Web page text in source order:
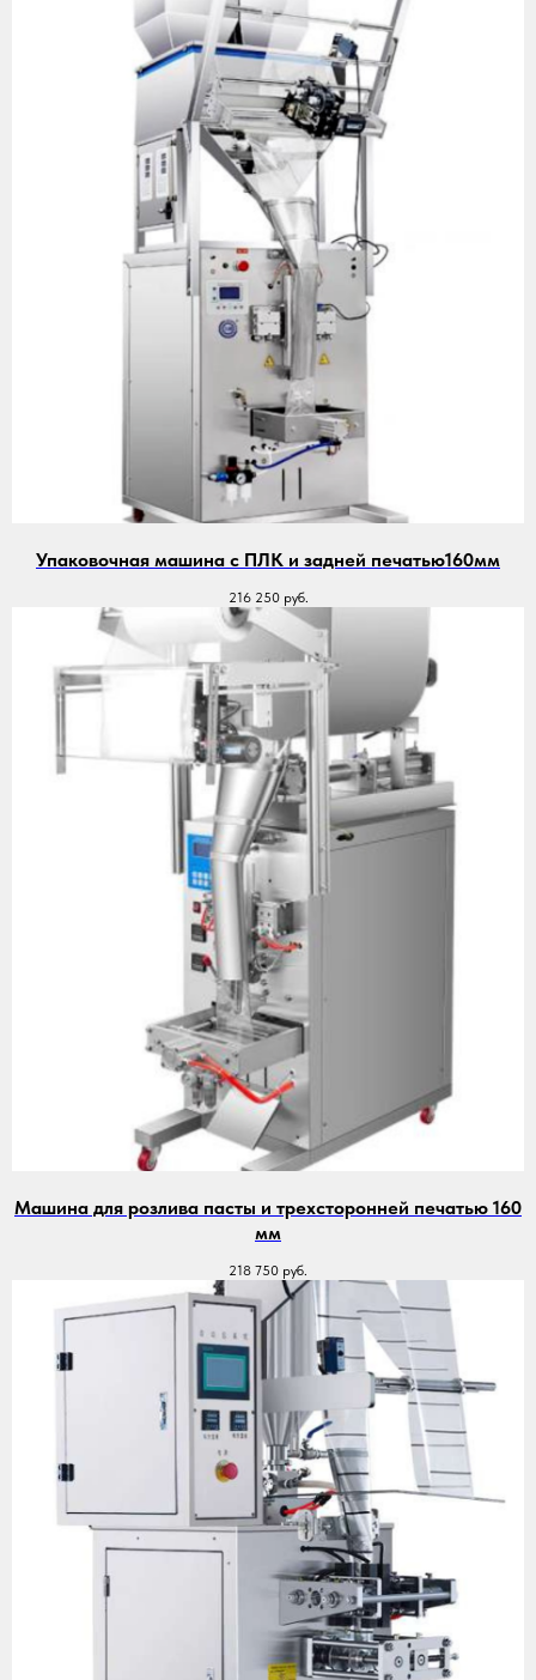
Упаковочная машина с ПЛК и задней печатью160мм
216 250 руб.
Машина для розлива пасты и трехсторонней печатью 160
мм
218 750 руб.